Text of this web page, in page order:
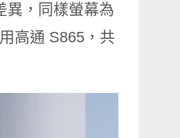
異，同樣螢幕為
高通 S865，共